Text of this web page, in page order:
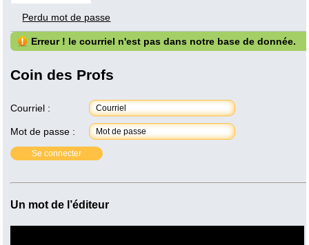
Perdu mot de passe
Erreur ! le courriel n'est pas dans notre base de donnée.
Coin des Profs
Courriel :
Mot de passe :
Un mot de l’éditeur